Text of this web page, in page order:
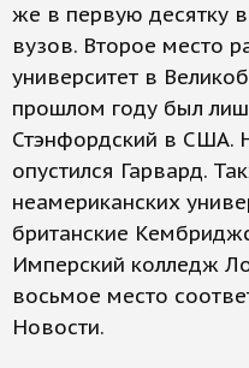
же в первую десятку
вузов. Второе место
университет в
прошлом году был
Стэнфордский в США.
опустился Гарвард.
неамериканских
британские
Имперский колледж
восьмое место
Новости.